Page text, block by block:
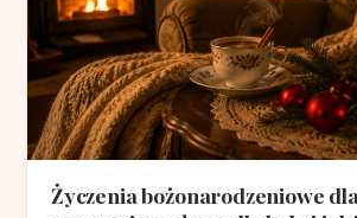
Życzenia bożonarodzeniowe